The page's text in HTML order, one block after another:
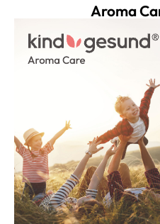
Aroma